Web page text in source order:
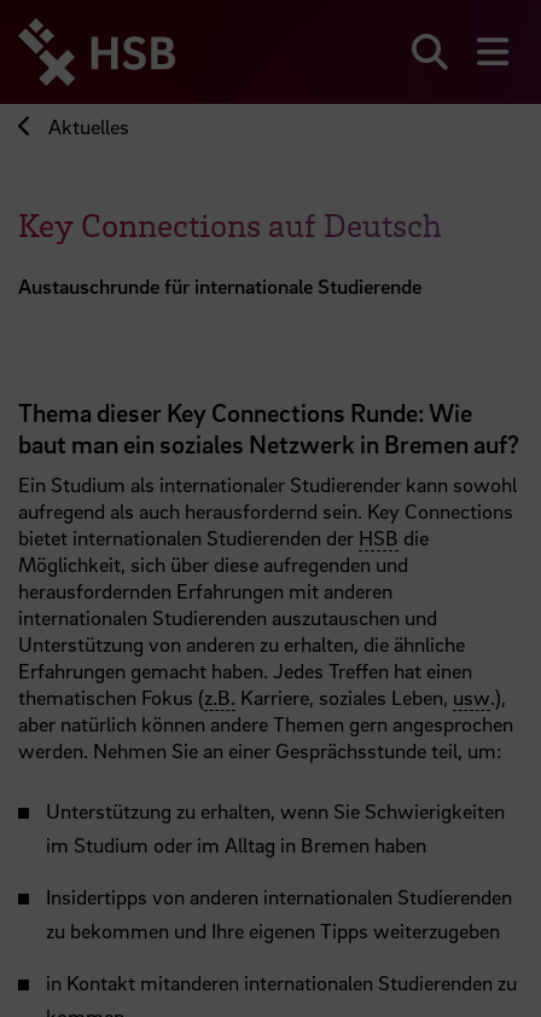
zum
Seiteninhalt
springen
Aktuelles
Key Connections auf Deutsch
Austauschrunde für internationale Studierende
Thema dieser Key Connections Runde: Wie
baut man ein soziales Netzwerk in Bremen auf?
Ein Studium als internationaler Studierender kann sowohl
aufregend als auch herausfordernd sein. Key Connections
bietet internationalen Studierenden der HSB die
Möglichkeit, sich über diese aufregenden und
herausfordernden Erfahrungen mit anderen
internationalen Studierenden auszutauschen und
Unterstützung von anderen zu erhalten, die ähnliche
Erfahrungen gemacht haben. Jedes Treffen hat einen
thematischen Fokus (z.B. Karriere, soziales Leben, usw.),
aber natürlich können andere Themen gern angesprochen
werden. Nehmen Sie an einer Gesprächsstunde teil, um:
Unterstützung zu erhalten, wenn Sie Schwierigkeiten
im Studium oder im Alltag in Bremen haben
Insidertipps von anderen internationalen Studierenden
zu bekommen und Ihre eigenen Tipps weiterzugeben
in Kontakt mitanderen internationalen Studierenden zu